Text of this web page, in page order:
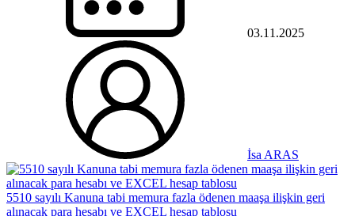
03.11.2025
İsa ARAS
5510 sayılı Kanuna tabi memura fazla ödenen maaşa ilişkin geri
alınacak para hesabı ve EXCEL hesap tablosu